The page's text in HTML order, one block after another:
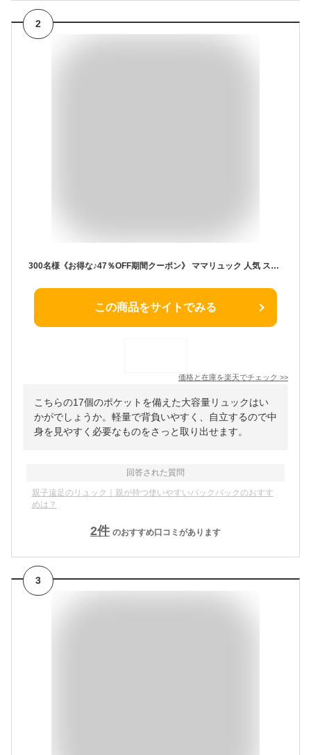
2
300名様《お得な♪47％OFF期間クーポン》 ママリュック 人気 スウィートマミー マザーズリュック ママバッグ サブバッグ マザーズバッグ 遠足 軽量 リュックサック おしゃれ 背面ポケット 親子 通勤 大容量 ポケット多い バッグ 軽い リュック 自立 はっ水 10代 かわい
この商品をサイトでみる
価格と在庫を楽天でチェック >>
こちらの17個のポケットを備えた大容量リュックはい
かがでしょうか。軽量で背負いやすく、自立するので中
身を見やすく必要なものをさっと取り出せます。
回答された質問
親子遠足のリュック｜親が持つ使いやすいバックパックのおすす
めは？
2件 のおすすめ口コミがあります
3